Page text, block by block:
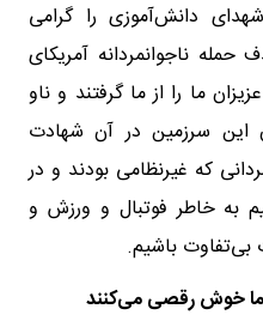
دانش‌آموزی را گرامی
ناجوانمردانه آمریکای
و ۱۶۸ نفر از عزیزان ما را از ما گرفتند و ناو
این سرزمین در آن شهادت
که غیرنظامی بودند و در
به خاطر فوتبال و ورزش و
بی‌تفاوت باشیم.
ما خوش رقصی می‌کنند